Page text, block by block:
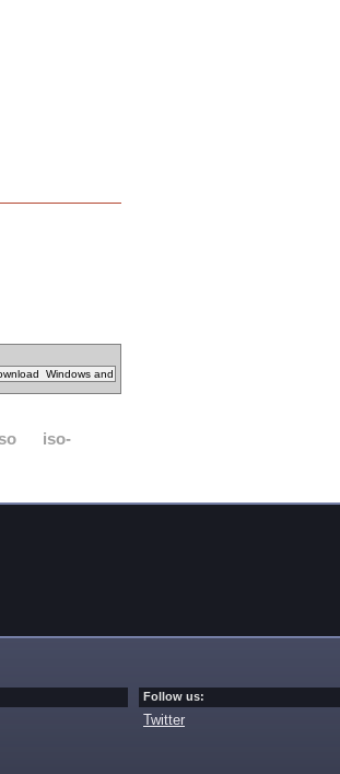
iso-
Follow us:
Twitter